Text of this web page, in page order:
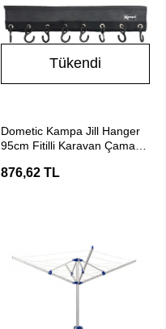
Tükendi
Dometic Kampa Jill Hanger
95cm Fitilli Karavan Çamaşır
876,62 TL